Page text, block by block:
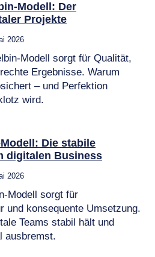
Modell: Der
Projekte
2026
Modell sorgt für Qualität,
Ergebnisse. Warum
– und Perfektion
wird.
Die stabile
digitalen Business
2026
Modell sorgt für
und konsequente Umsetzung.
Teams stabil hält und
ausbremst.